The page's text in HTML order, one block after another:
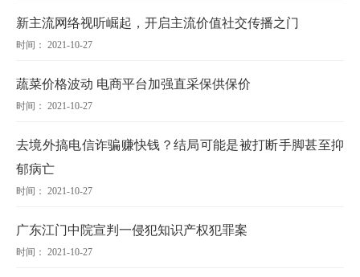
新主流网络视听崛起，开启主流价值社交传播之门
时间： 2021-10-27
蔬菜价格波动 电商平台加强直采保供保价
时间： 2021-10-27
去境外搞电信诈骗赚快钱？结局可能是被打断手脚甚至抑
郁病亡
时间： 2021-10-27
广东江门中院宣判一侵犯知识产权犯罪案
时间： 2021-10-27